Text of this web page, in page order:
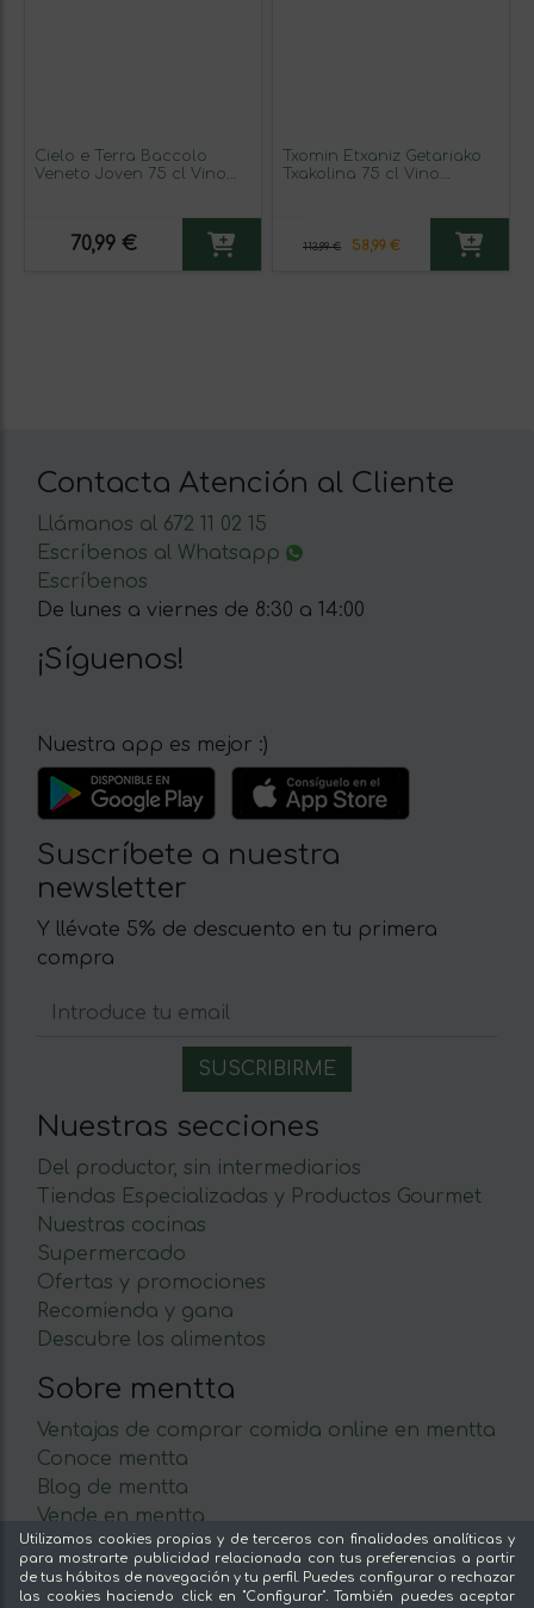
Cielo e Terra Baccolo
Veneto Joven 75 cl Vino
70,99 €
Txomin Etxaniz Getariako
Txakolina 75 cl Vino
113,99 € 58,99 €
Contacta Atención al Cliente
Llámanos al 672 11 02 15
Escríbenos al Whatsapp
Escríbenos
De lunes a viernes de 8:30 a 14:00
¡Síguenos!
Nuestra app es mejor :)
Suscríbete a nuestra
newsletter
Y llévate 5% de descuento en tu primera
compra
Nuestras secciones
Del productor, sin intermediarios
Tiendas Especializadas y Productos Gourmet
Nuestras cocinas
Supermercado
Ofertas y promociones
Recomienda y gana
Descubre los alimentos
Sobre mentta
Ventajas de comprar comida online en mentta
Conoce mentta
Blog de mentta
Vende en mentta
Fidelización
Preguntas frecuentes
Utilizamos cookies propias y de terceros con finalidades analíticas y
para mostrarte publicidad relacionada con tus preferencias a partir
de tus hábitos de navegación y tu perfil. Puedes configurar o rechazar
las cookies haciendo click en "Configurar". También puedes aceptar